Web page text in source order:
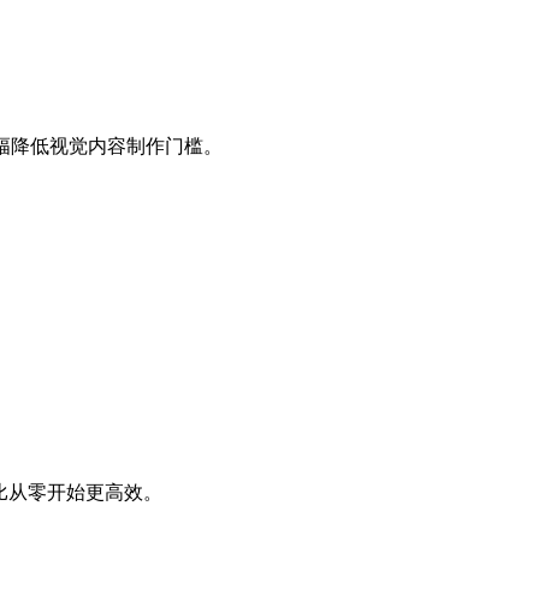
低视觉内容制作门槛。
零开始更高效。